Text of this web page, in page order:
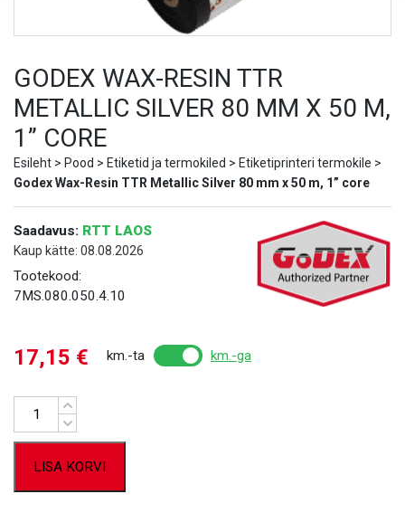
GODEX WAX-RESIN TTR
METALLIC SILVER 80 MM X 50 M,
1” CORE
Esileht > Pood > Etiketid ja termokiled > Etiketiprinteri termokile >
Godex Wax-Resin TTR Metallic Silver 80 mm x 50 m, 1” core
Saadavus: RTT LAOS
Kaup kätte: 08.08.2026
Tootekood:
7MS.080.050.4.10
17,15 € km.-ta km.-ga
Kogus
LISA KORVI